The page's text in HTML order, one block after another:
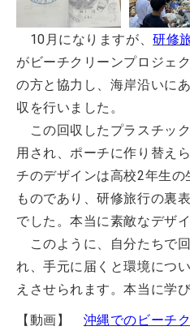
10月になりますが、研修
がビーチクリーンプロジェ
の方と協力し、海岸沿いに
収を行いました。
この回収したプラスチッ
用され、ポーチに作り替え
チのデザインは高校2年生
ものであり、研修旅行の裏
でした。本当に素敵なデザ
このように、自分たちで
れ、手元に届くと環境につ
えさせられます。本当に学
【動画】 沖縄でのビーチ